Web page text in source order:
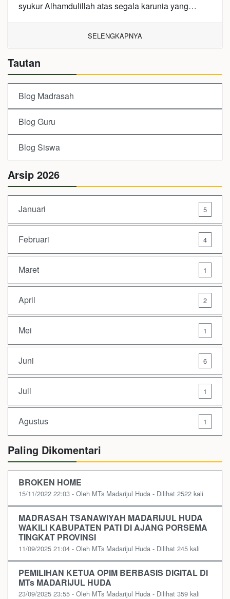
syukur Alhamdulillah atas segala karunia yang…
SELENGKAPNYA
Tautan
Blog Madrasah
Blog Guru
Blog Siswa
Arsip 2026
Januari 5
Februari 4
Maret 1
April 2
Mei 1
Juni 6
Juli 1
Agustus 1
Paling Dikomentari
BROKEN HOME
15/11/2022 22:03 - Oleh MTs Madarijul Huda - Dilihat 2522 kali
MADRASAH TSANAWIYAH MADARIJUL HUDA
WAKILI KABUPATEN PATI DI AJANG PORSEMA
TINGKAT PROVINSI
11/09/2025 21:04 - Oleh MTs Madarijul Huda - Dilihat 245 kali
PEMILIHAN KETUA OPIM BERBASIS DIGITAL DI
MTs MADARIJUL HUDA
23/09/2025 23:55 - Oleh MTs Madarijul Huda - Dilihat 359 kali